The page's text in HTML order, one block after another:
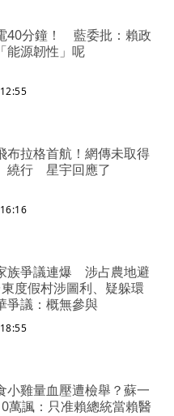
40分鐘！ 藍委批：賴政
能源韌性」呢
布拉格首航！網傳未取得
繞行 星宇回應了
族爭議連爆 涉占農地避
度假村涉圖利、疑躲環
議：概無參與
小雞量血壓遭檢舉？蘇一
萬諷：只准賴總統當賴醫